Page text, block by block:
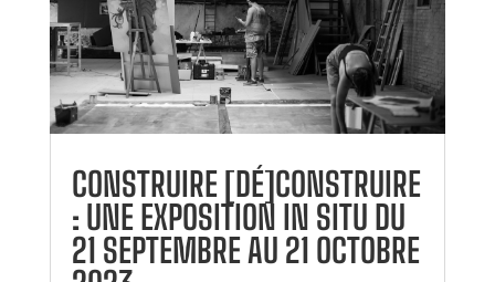
CONSTRUIRE [DÉ]CONSTRUIRE
: UNE EXPOSITION IN SITU DU
21 SEPTEMBRE AU 21 OCTOBRE